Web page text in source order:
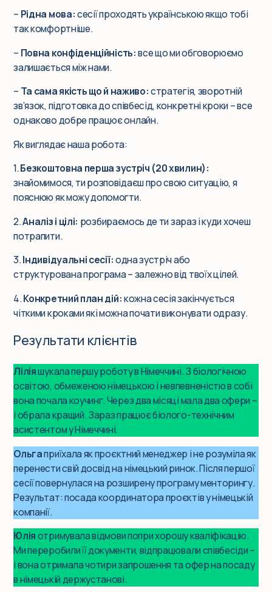
– Рідна мова:сесії проходять українською якщо тобі
так комфортніше.
– Повна конфіденційність:все що ми обговорюємо
залишається між нами.
– Та сама якість що й наживо:стратегія, зворотній
зв’язок, підготовка до співбесід, конкретні кроки – все
однаково добре працює онлайн.
Як виглядає наша робота:
1.Безкоштовна перша зустріч (20 хвилин):
знайомимося, ти розповідаєш про свою ситуацію, я
пояснюю як можу допомогти.
2.Аналіз і цілі: розбираємось де ти зараз і куди хочеш
потрапити.
3.Індивідуальні сесії:одна зустріч або
структурована програма – залежно від твоїх цілей.
4.Конкретний план дій:кожна сесія закінчується
чіткими кроками які можна почати виконувати одразу.
Результати клієнтів
Ліліяшукала першу роботу в Німеччині. З біологічною
освітою, обмеженою німецькою і невпевненістю в собі
вона почала коучинг. Через два місяці мала два офери –
і обрала кращий. Зараз працює біолого-технічним
асистентом у Німеччині.
Ольгаприїхала як проєктний менеджер і не розуміла як
перенести свій досвід на німецький ринок. Після першої
сесії повернулася на розширену програму менторингу.
Результат: посада координатора проєктів у німецькій
компанії.
Юліяотримувала відмови попри хорошу кваліфікацію.
Ми переробили її документи, відпрацювали співбесіди –
і вона отримала чотири запрошення та офер на посаду
в німецькій держустанові.